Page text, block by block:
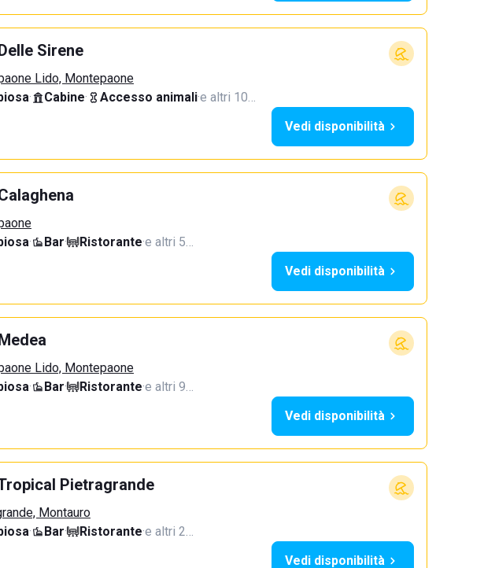
Sirene
Lido, Montepaone
· Cabine· Accesso animali·e altri 10…
Vedi disponibilità
· Bar· Ristorante·e altri 5…
Vedi disponibilità
Lido, Montepaone
· Bar· Ristorante·e altri 9…
Vedi disponibilità
Pietragrande
Montauro
· Bar· Ristorante·e altri 2…
Vedi disponibilità